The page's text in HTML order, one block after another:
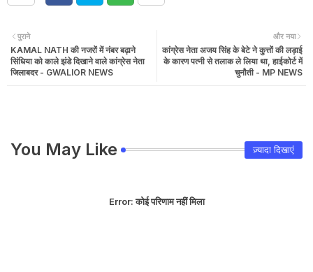
और नया
कांग्रेस नेता अजय सिंह के बेटे ने कुत्तों की लड़ाई
के कारण पत्नी से तलाक ले लिया था, हाईकोर्ट में
चुनौती - MP NEWS
पुराने
KAMAL NATH की नजरों में नंबर बढ़ाने
सिंधिया को काले झंडे दिखाने वाले कांग्रेस नेता
जिलाबदर - GWALIOR NEWS
You May Like ज़्यादा दिखाएं
Error:कोई परिणाम नहीं मिला